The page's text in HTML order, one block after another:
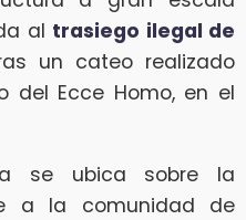
al trasiego ilegal de
un cateo realizado
del Ecce Homo, en el
se ubica sobre la
a la comunidad de